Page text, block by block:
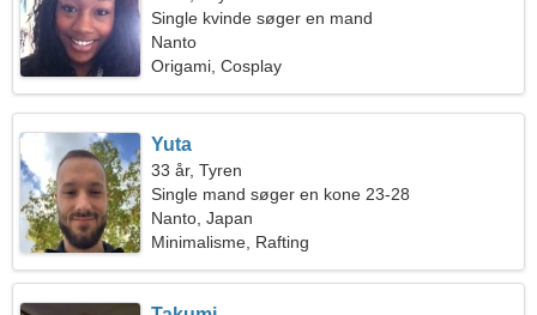
Single kvinde søger en mand
Nanto
Origami, Cosplay
Yuta
33 år, Tyren
Single mand søger en kone 23-28
Nanto, Japan
Minimalisme, Rafting